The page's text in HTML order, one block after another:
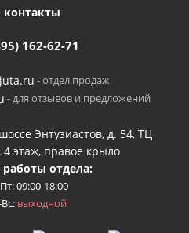
162-62-71
- отдел продаж
- для отзывов и предложений
Энтузиастов, д. 54, ТЦ
этаж, правое крыло
отдела:
09:00-18:00
выходной